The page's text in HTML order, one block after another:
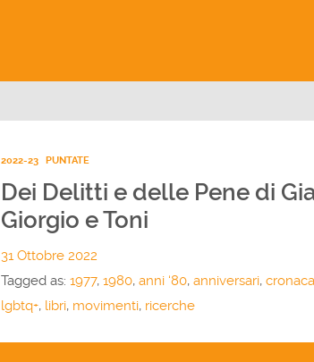
2022-23 PUNTATE
Dei Delitti e delle Pene di
Giorgio e Toni
31 Ottobre 2022
Tagged as: 1977, 1980, anni ‘80, anniversari,
lgbtq+, libri, movimenti, ricerche